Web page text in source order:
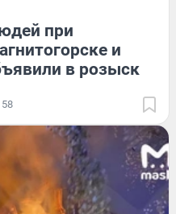
при
и
в розыск
58